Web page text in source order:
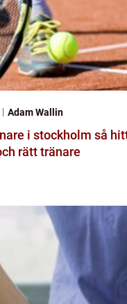
Adam Wallin
stockholm så hittar du
rätt tränare